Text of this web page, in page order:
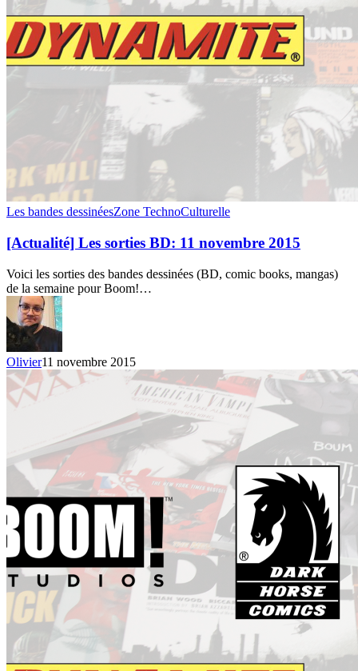
[Actualité]
sorties
BD:
11
novembre
2015
Les bandes dessinéesZone TechnoCulturelle
[Actualité] Les sorties BD: 11 novembre 2015
Voici les sorties des bandes dessinées (BD, comic books, mangas)
de la semaine pour Boom!…
Olivier11 novembre 2015